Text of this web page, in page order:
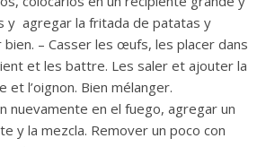
y agregar la fritada de patatas y
bien. – Casser les œufs, les placer dans
et les battre. Les saler et ajouter la
l’oignon. Bien mélanger.
nuevamente en el fuego, agregar un
y la mezcla. Remover un poco con